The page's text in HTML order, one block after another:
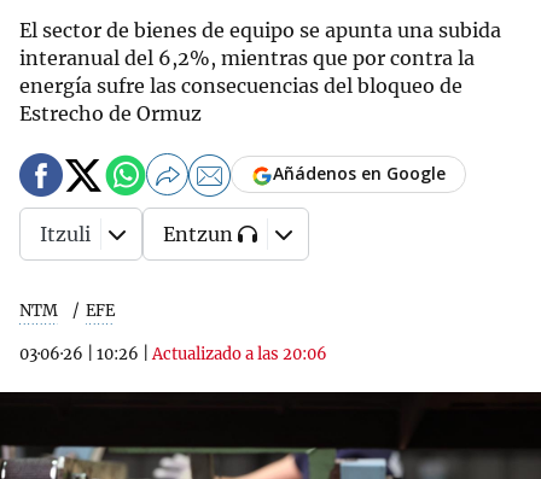
El sector de bienes de equipo se apunta una subida
interanual del 6,2%, mientras que por contra la
energía sufre las consecuencias del bloqueo de
Estrecho de Ormuz
NTM EFE
03·06·26 10:26 |Actualizado a las 20:06
Añádenos en Google
Itzuli Entzun